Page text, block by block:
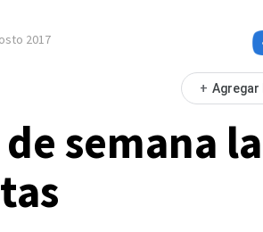
2017
+ Agregar
semana